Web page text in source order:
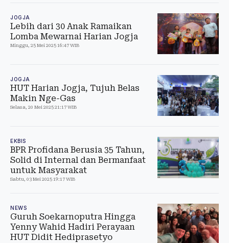
JOGJA
Lebih dari 30 Anak Ramaikan
Lomba Mewarnai Harian Jogja
Minggu, 25 Mei 2025 16:47 WIB
JOGJA
HUT Harian Jogja, Tujuh Belas
Makin Nge-Gas
Selasa, 20 Mei 2025 21:17 WIB
EKBIS
BPR Profidana Berusia 35 Tahun,
Solid di Internal dan Bermanfaat
untuk Masyarakat
Sabtu, 03 Mei 2025 19:17 WIB
NEWS
Guruh Soekarnoputra Hingga
Yenny Wahid Hadiri Perayaan
HUT Didit Hediprasetyo